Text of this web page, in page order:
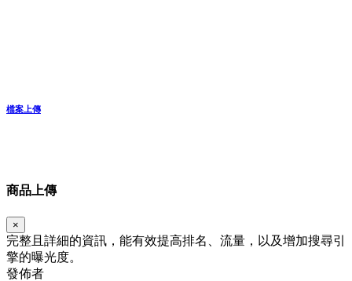
檔案上傳
商品上傳
×
完整且詳細的資訊，能有效提高排名、流量，以及增加搜尋引
擎的曝光度。
發佈者